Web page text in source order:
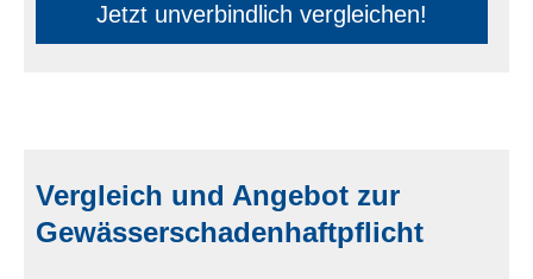
Jetzt unverbindlich ver­gleichen!
Vergleich und Angebot zur
Gewässerschadenhaftpflicht